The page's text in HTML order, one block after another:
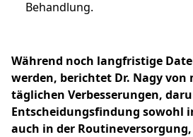
Behandlung.
Während noch langfristige
werden, berichtet Dr. Nagy von
täglichen Verbesserungen,
Entscheidungsfindung sowohl
auch in der